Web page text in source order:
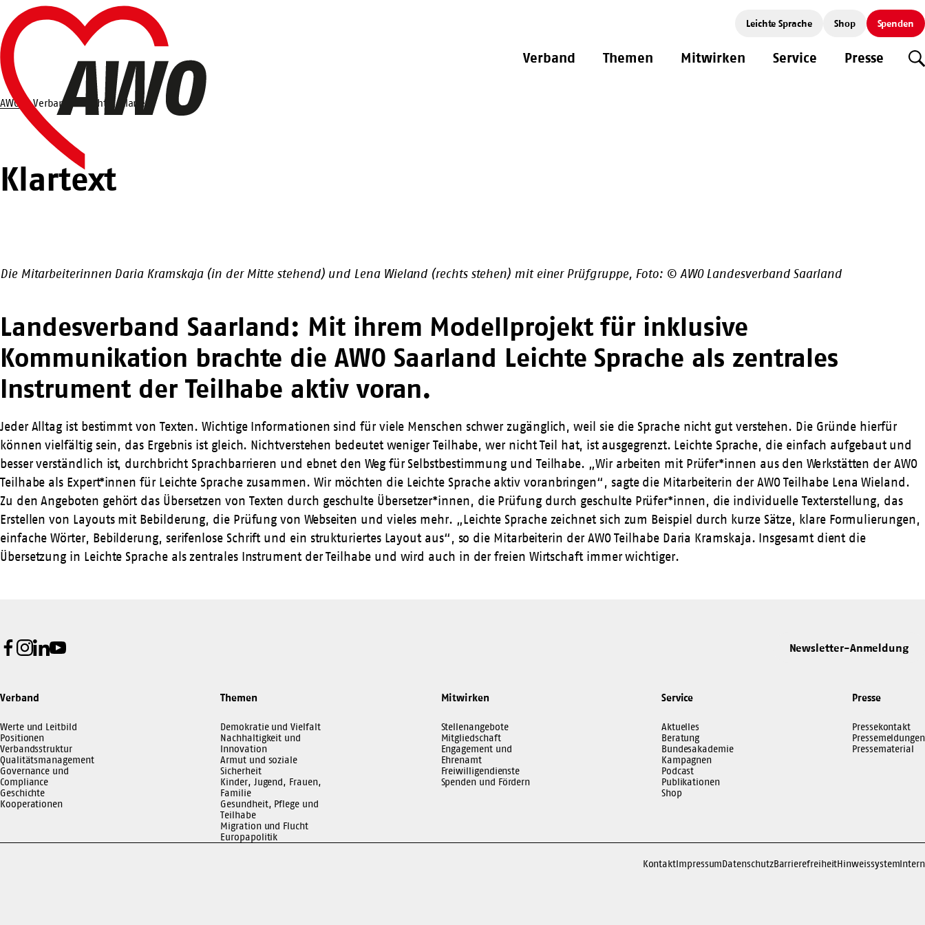
Zum
Hauptinhalt
springen
Startseite
Leichte Sprache Shop Spenden
Verband Themen Mitwirken Service Presse
Suche
AWO Verbandsbericht Klartext
Klartext
Die Mitarbeiterinnen Daria Kramskaja (in der Mitte stehend) und Lena Wieland (rechts stehen) mit einer Prüfgruppe, Foto: © AWO Landesverband Saarland
Landesverband Saarland: Mit ihrem Modellprojekt für inklusive
Kommunikation brachte die AWO Saarland Leichte Sprache als zentrales
Instrument der Teilhabe aktiv voran.
Jeder Alltag ist bestimmt von Texten. Wichtige Informationen sind für viele Menschen schwer zugänglich, weil sie die Sprache nicht gut verstehen. Die Gründe hierfür
können vielfältig sein, das Ergebnis ist gleich. Nichtverstehen bedeutet weniger Teilhabe, wer nicht Teil hat, ist ausgegrenzt. Leichte Sprache, die einfach aufgebaut und
besser verständlich ist, durchbricht Sprachbarrieren und ebnet den Weg für Selbstbestimmung und Teilhabe. „Wir arbeiten mit Prüfer*innen aus den Werkstätten der AWO
Teilhabe als Expert*innen für Leichte Sprache zusammen. Wir möchten die Leichte Sprache aktiv voranbringen“, sagte die Mitarbeiterin der AWO TeilhabeLena Wieland.
Zu den Angeboten gehört das Übersetzen von Texten durch geschulte Übersetzer*innen, die Prüfung durch geschulte Prüfer*innen, die individuelle Texterstellung, das
Erstellen von Layouts mit Bebilderung, die Prüfung von Webseiten und vieles mehr. „Leichte Sprache zeichnet sich zum Beispiel durch kurze Sätze, klare Formulierungen,
einfache Wörter, Bebilderung, serifenlose Schrift und ein strukturiertes Layout aus“, so die Mitarbeiterin der AWO TeilhabeDaria Kramskaja. Insgesamt dient die
Übersetzung in Leichte Sprache als zentrales Instrument der Teilhabe und wird auch in der freien Wirtschaft immer wichtiger.
Facebook
Instagram
LinkedIn
Youtube Newsletter-Anmeldung
Verband
Werte und Leitbild
Positionen
Verbandsstruktur
Qualitätsmanagement
Governance und
Compliance
Geschichte
Kooperationen
Themen
Demokratie und Vielfalt
Nachhaltigkeit und
Innovation
Armut und soziale
Sicherheit
Kinder, Jugend, Frauen,
Familie
Gesundheit, Pflege und
Teilhabe
Migration und Flucht
Europapolitik
Mitwirken
Stellenangebote
Mitgliedschaft
Engagement und
Ehrenamt
Freiwilligendienste
Spenden und Fördern
Service
Aktuelles
Beratung
Bundesakademie
Kampagnen
Podcast
Publikationen
Shop
Presse
Pressekontakt
Pressemeldungen
Pressematerial
KontaktImpressumDatenschutzBarrierefreiheitHinweissystemIntern